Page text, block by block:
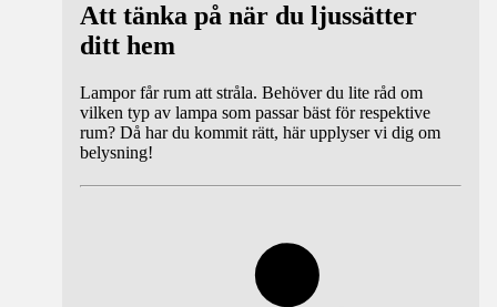
Att tänka på när du ljussätter
ditt hem
Lampor får rum att stråla. Behöver du lite råd om
vilken typ av lampa som passar bäst för respektive
rum? Då har du kommit rätt, här upplyser vi dig om
belysning!